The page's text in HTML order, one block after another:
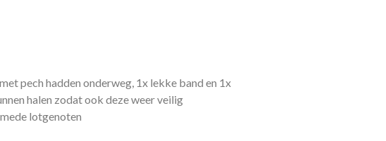
pech hadden onderweg, 1x lekke band en 1x
halen zodat ook deze weer veilig
lotgenoten